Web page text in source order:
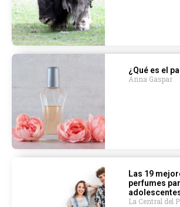
¿Qué es el
Anna Gaspar
Las 19
perfumes
La Central del